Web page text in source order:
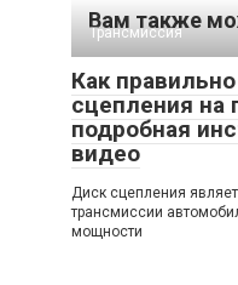
Вам также
Трансмиссия
Как
сцепления на
подробная
видео
Диск сцепления
трансмиссии
мощности